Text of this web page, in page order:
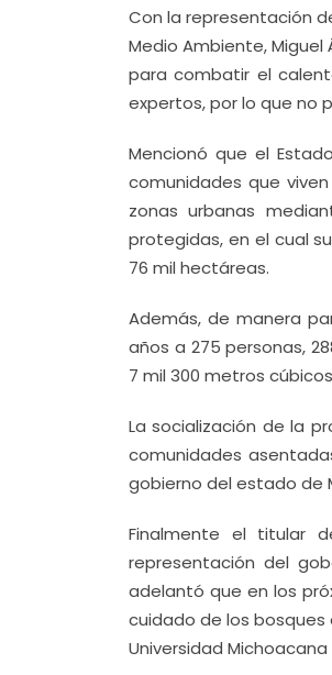
Con la representación
Medio Ambiente,
para combatir el
expertos, por lo que no
Mencionó que el
comunidades que
zonas urbanas
protegidas, en el cual
76 mil hectáreas.
Además, de manera
años a 275 personas,
7 mil 300 metros
La socialización de la
comunidades
gobierno del estado de
Finalmente el titular
representación del
adelantó que en los
cuidado de los
Universidad